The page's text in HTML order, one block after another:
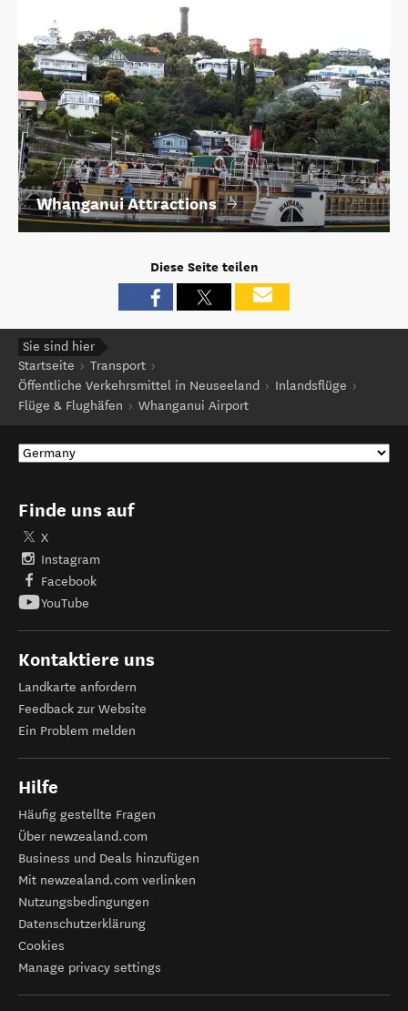
Whanganui Attractions
Diese Seite teilen
Sie sind hier
Startseite
Transport
Öffentliche Verkehrsmittel in Neuseeland
Inlandsflüge
Flüge & Flughäfen
Whanganui Airport
Finde uns auf
X
Instagram
Facebook
YouTube
Kontaktiere uns
Landkarte anfordern
Feedback zur Website
Ein Problem melden
Hilfe
Häufig gestellte Fragen
Über newzealand.com
Business und Deals hinzufügen
Mit newzealand.com verlinken
Nutzungsbedingungen
Datenschutzerklärung
Cookies
Manage privacy settings